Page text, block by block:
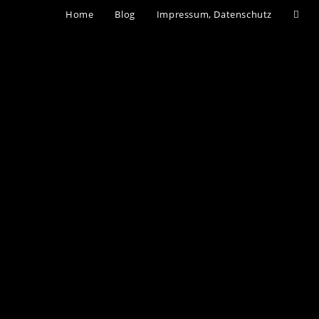
Home Blog Impressum, Datenschutz